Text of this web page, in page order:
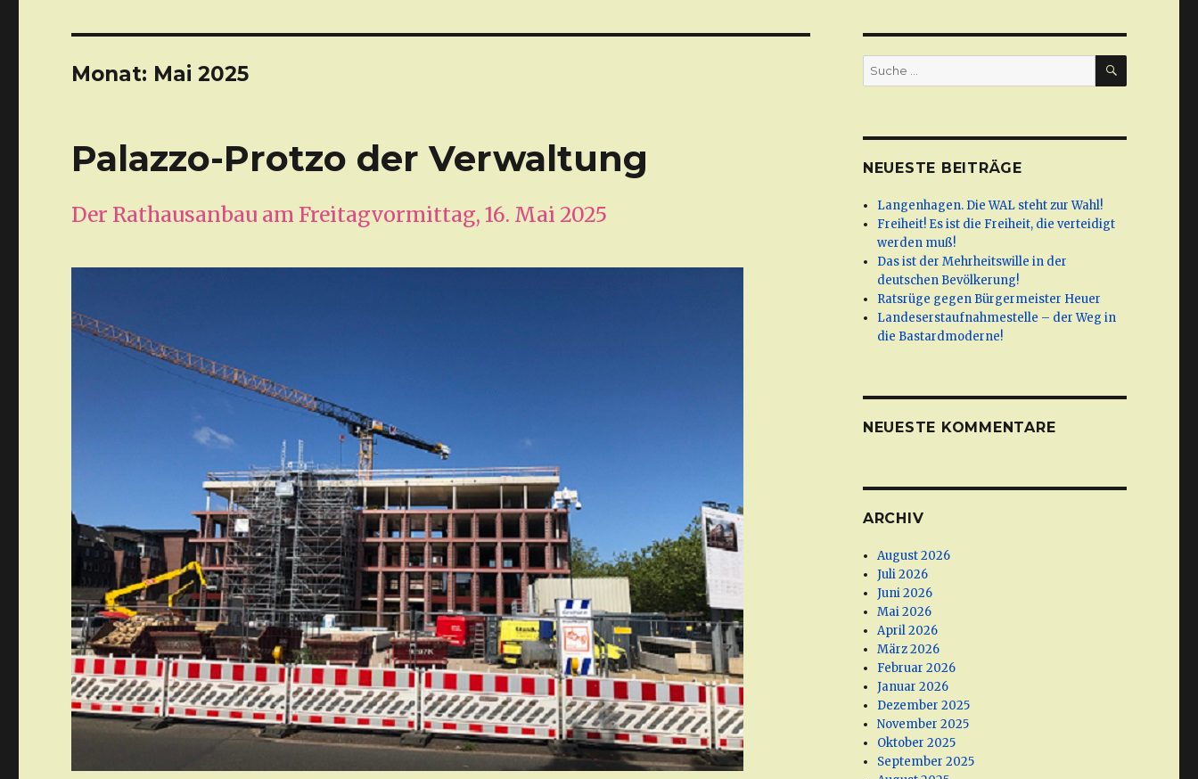
Monat: Mai 2025
Palazzo-Protzo der Verwaltung
Der Rathausanbau am Freitagvormittag, 16. Mai 2025
Suche
nach:
SUCHE
NEUESTE BEITRÄGE
Langenhagen. Die WAL steht zur Wahl!
Freiheit! Es ist die Freiheit, die verteidigt
werden muß!
Das ist der Mehrheitswille in der
deutschen Bevölkerung!
Ratsrüge gegen Bürgermeister Heuer
Landeserstaufnahmestelle – der Weg in
die Bastardmoderne!
NEUESTE KOMMENTARE
ARCHIV
August 2026
Juli 2026
Juni 2026
Mai 2026
April 2026
März 2026
Februar 2026
Januar 2026
Dezember 2025
November 2025
Oktober 2025
September 2025